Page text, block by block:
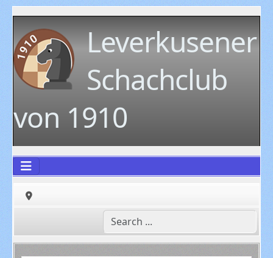
Leverkusener
Schachclub
von 1910